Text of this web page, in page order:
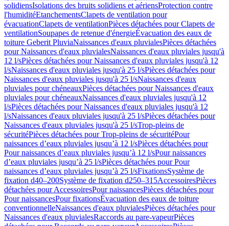
solidiensIsolations des bruits solidiens et aériensProtection contre
l'humiditéEtanchementsClapets de ventilation pour
évacuationClapets de ventilationPièces détachées pour Clapets de
ventilationSoupapes de retenue d'énergieÉvacuation des eaux de
toiture Geberit PluviaNaissances d'eaux pluvialesPièces détachées
pour Naissances d'eaux pluvialesNaissances d'eaux pluviales jusqu'à
12 l/sPièces détachées pour Naissances d'eaux pluviales jusqu'à 12
l/sNaissances d'eaux pluviales jusqu'à 25 l/sPièces détachées pour
Naissances d'eaux pluviales jusqu'à 25 l/sNaissances d'eaux
pluviales pour chéneauxPièces détachées pour Naissances d'eaux
pluviales pour chéneauxNaissances d'eaux pluviales jusqu'à 12
l/sPièces détachées pour Naissances d'eaux pluviales jusqu'à 12
l/sNaissances d'eaux pluviales jusqu'à 25 l/sPièces détachées pour
Naissances d'eaux pluviales jusqu'à 25 l/sTrop-pleins de
sécuritéPièces détachées pour Trop-pleins de sécuritéPour
naissances d’eaux pluviales jusqu’à 12 l/sPièces détachées pour
Pour naissances d’eaux pluviales jusqu’à 12 l/sPour naissances
d’eaux pluviales jusqu’à 25 l/sPièces détachées pour Pour
naissances d’eaux pluviales jusqu’à 25 l/sFixationsSystème de
fixation d40–200Système de fixation d250–315AccessoiresPièces
détachées pour AccessoiresPour naissancesPièces détachées pour
Pour naissancesPour fixationsÉvacuation des eaux de toiture
conventionnelleNaissances d'eaux pluvialesPièces détachées pour
Naissances d'eaux pluvialesRaccords au pare-vapeurPièces